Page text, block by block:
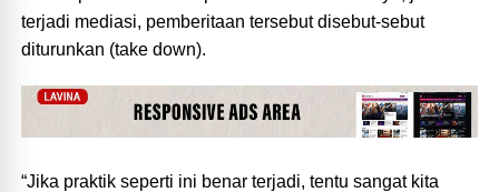
terjadi mediasi, pemberitaan tersebut disebut-sebut
diturunkan (take down).
“Jika praktik seperti ini benar terjadi, tentu sangat kita